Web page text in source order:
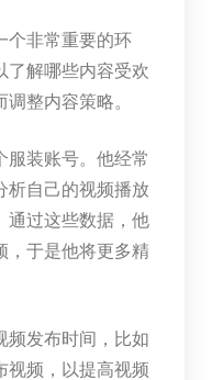
个非常重要的环
了解哪些内容受欢
整内容策略。
服装账号。他经常
析自己的视频播放
通过这些数据，他
，于是他将更多精
频发布时间，比如
视频，以提高视频